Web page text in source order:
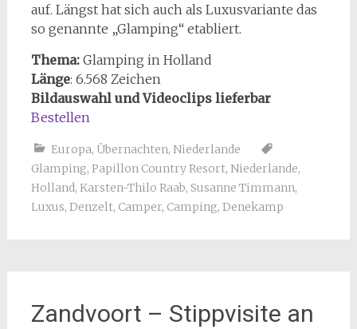
auf. Längst hat sich auch als Luxusvariante das
so genannte „Glamping“ etabliert.
Thema: Glamping in Holland
Länge: 6.568 Zeichen
Bildauswahl und Videoclips lieferbar
Bestellen
Europa, Übernachten, Niederlande
Glamping, Papillon Country Resort, Niederlande,
Holland, Karsten-Thilo Raab, Susanne Timmann,
Luxus, Denzelt, Camper, Camping, Denekamp
Zandvoort – Stippvisite an